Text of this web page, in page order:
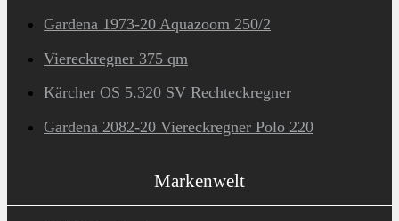
Gardena 1973-20 Aquazoom 250/2
Viereckregner 375 qm
Kärcher OS 5.320 SV Rechteckregner
Gardena 2082-20 Viereckregner Polo 220
Markenwelt